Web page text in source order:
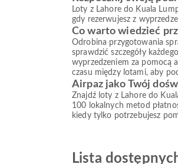
Loty z Lahore do Kuala
gdy rezerwujesz z
Co warto wiedzieć
Odrobina przygotowania
sprawdzić szczegóły
wyprzedzeniem za pomocą
czasu między lotami, aby
Airpaz jako Twój
Znajdź loty z Lahore do
100 lokalnych metod
kiedy tylko potrzebujesz
Lista